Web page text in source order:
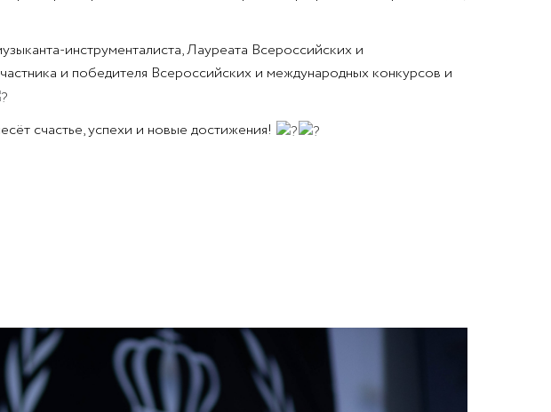
инструменталиста, Лауреата Всероссийских и
и победителя Всероссийских и международных конкурсов и
счастье, успехи и новые достижения!